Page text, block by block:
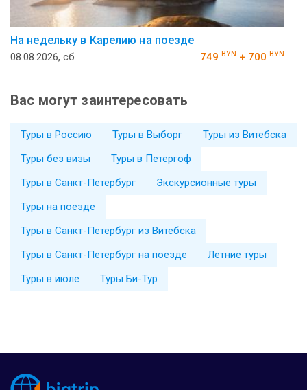
На недельку в Карелию на поезде
08.08.2026, сб 749 BYN + 700 BYN
Вас могут заинтересовать
Туры в Россию Туры в Выборг
Туры из Витебска
Туры без визы
Туры в Петергоф
Туры в Санкт-Петербург
Экскурсионные туры
Туры на поезде
Туры в Санкт-Петербург из Витебска
Туры в Санкт-Петербург на поезде
Летние туры
Туры в июле
Туры Би-Тур